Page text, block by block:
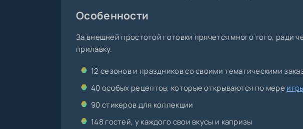
Особенности
За внешней простотой готовки прячется много того, ради
прилавку.
12 сезонов и праздников со своими тематическими
40 особых рецептов, которые открываются по мере
90 стикеров для коллекции
148 гостей, у каждого свои вкусы и капризы